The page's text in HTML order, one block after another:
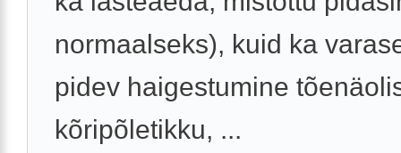
normaalseks), kuid ka
pidev haigestumine
kõripõletikku, ...